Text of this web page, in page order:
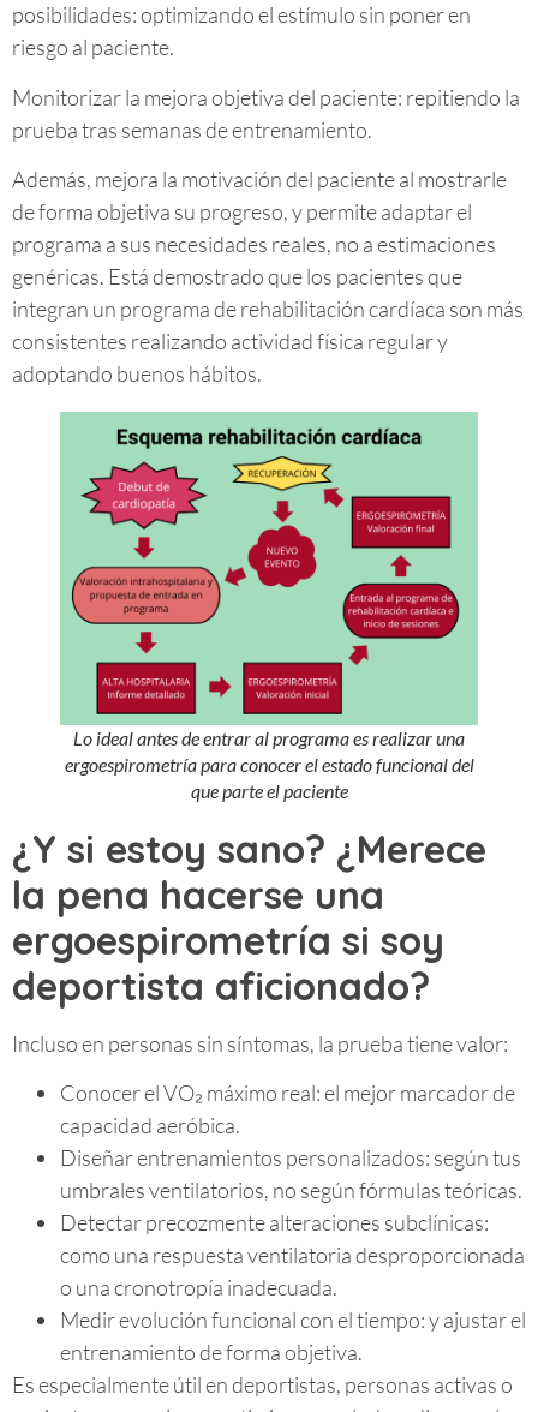
posibilidades: optimizando el estímulo sin poner en
riesgo al paciente.
Monitorizar la mejora objetiva del paciente: repitiendo la
prueba tras semanas de entrenamiento.
Además, mejora la motivación del paciente al mostrarle
de forma objetiva su progreso, y permite adaptar el
programa a sus necesidades reales, no a estimaciones
genéricas. Está demostrado que los pacientes que
integran un programa de rehabilitación cardíaca son más
consistentes realizando actividad física regular y
adoptando buenos hábitos.
Lo ideal antes de entrar al programa es realizar una
ergoespirometría para conocer el estado funcional del
que parte el paciente
¿Y si estoy sano? ¿Merece
la pena hacerse una
ergoespirometría si soy
deportista aficionado?
Incluso en personas sin síntomas, la prueba tiene valor:
Conocer el VO₂ máximo real: el mejor marcador de
capacidad aeróbica.
Diseñar entrenamientos personalizados: según tus
umbrales ventilatorios, no según fórmulas teóricas.
Detectar precozmente alteraciones subclínicas:
como una respuesta ventilatoria desproporcionada
o una cronotropía inadecuada.
Medir evolución funcional con el tiempo: y ajustar el
entrenamiento de forma objetiva.
Es especialmente útil en deportistas, personas activas o